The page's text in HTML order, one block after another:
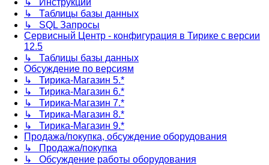
↳ Таблицы базы данных
↳ SQL Запросы
Сервисный Центр - конфигурация в Тирике с версии
12.5
↳ Таблицы базы данных
Обсуждение по версиям
↳ Тирика-Магазин 5.*
↳ Тирика-Магазин 6.*
↳ Тирика-Магазин 7.*
↳ Тирика-Магазин 8.*
↳ Тирика-Магазин 9.*
Продажа/покупка, обсуждение оборудования
↳ Продажа/покупка
↳ Обсуждение работы оборудования